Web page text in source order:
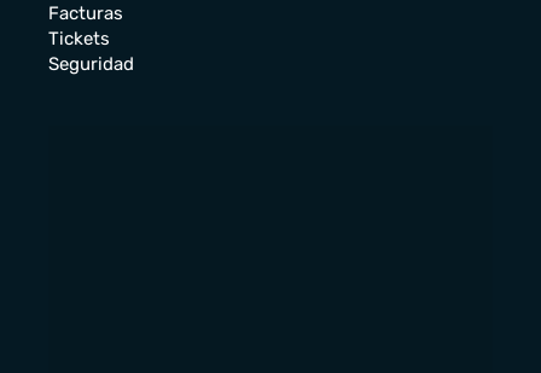
Facturas
Tickets
Seguridad